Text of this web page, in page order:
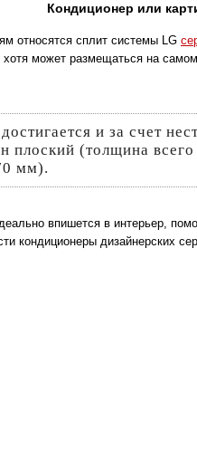
Кондиционер или
относятся сплит системы LG
может размещаться на
плоский (толщина
мм).
впишется в интерьер,
кондиционеры дизайнерских